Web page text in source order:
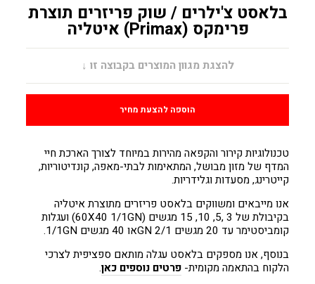
בלאסט צ'ילרים / שוק פריזרים תוצרת
פרימקס (Primax) איטליה
מחיר
להצגת מגוון המוצרים בקבוצה זו ↓
הוספה להצעת מחיר
טכנולוגיות קירור והקפאה מהירות במיוחד לצורך הארכת חיי
המדף של מזון מבושל, המתאימות לבתי-מאפה, קונדיטוריות,
קייטרינג, מסעדות וגלידריות.
אנו מייבאים ומשווקים בלאסט פריזרים מתוצרת איטליה
בקיבולת של 3 ,5, 10, 15 מגשים (60X40 1/1GN) ועגלות
קומביסטימר עד 20 מגשים 2/1 GNאו 40 מגשים 1/1GN.
בנוסף, אנו מספקים בלאסט עגלה מותאם ספציפית לצרכי
הלקוח בהתאמה מקומית- פרטים נוספים כאן.